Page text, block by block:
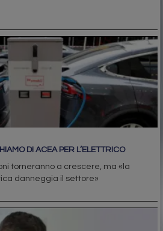
DI ACEA PER L’ELETTRICO
torneranno a crescere, ma «la
danneggia il settore»